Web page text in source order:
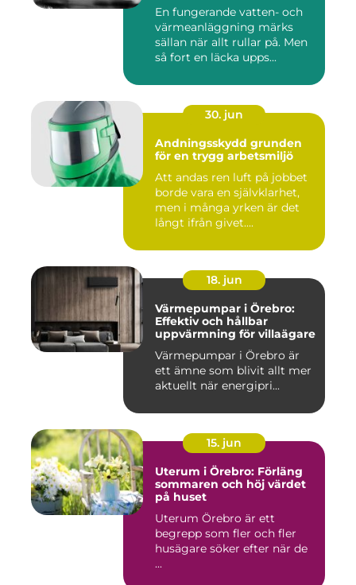
En fungerande vatten- och
värmeanläggning märks
sällan när allt rullar på. Men
så fort en läcka upps...
30. jun
Andningsskydd grunden
för en trygg arbetsmiljö
Att andas ren luft på jobbet
borde vara en självklarhet,
men i många yrken är det
långt ifrån givet....
18. jun
Värmepumpar i Örebro:
Effektiv och hållbar
uppvärmning för villaägare
Värmepumpar i Örebro är
ett ämne som blivit allt mer
aktuellt när energipri...
15. jun
Uterum i Örebro: Förläng
sommaren och höj värdet
på huset
Uterum Örebro är ett
begrepp som fler och fler
husägare söker efter när de
...